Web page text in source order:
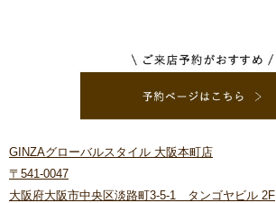
GINZAグローバルスタイル 大阪本町店
〒541-0047
大阪府大阪市中央区淡路町3-5-1 タンゴヤビル 2F